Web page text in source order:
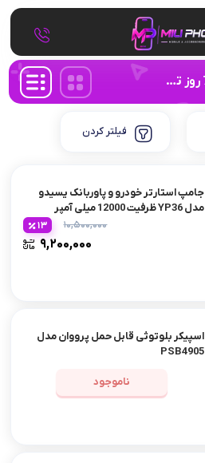
سرویس ویژه دیجی کالا: 7 روز تضمین بازگشت کالا
فیلتر کردن
جامپ استارتر خودرو و پاوربانک یسیدو
مدل YP36 ظرفیت 12000 میلی آمپر
۱۰,۵۰۰,۰۰۰
۹,۲۰۰,۰۰۰
13
اسپیکر بلوتوثی قابل حمل پرووان مدل
PSB4905
ناموجود